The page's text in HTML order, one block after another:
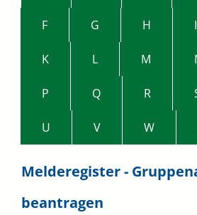
F G H I
K L M
P Q R
U V W
Melderegister -
beantragen